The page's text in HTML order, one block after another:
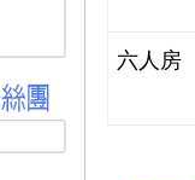
六人房